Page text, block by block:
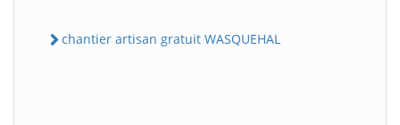
chantier artisan gratuit WASQUEHAL